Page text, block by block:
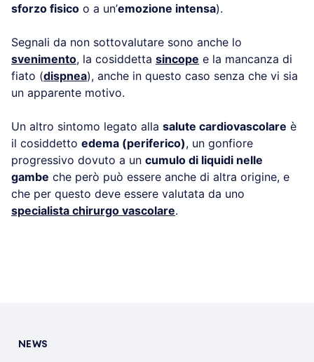
sforzo fisico o a un’emozione intensa).
Segnali da non sottovalutare sono anche lo
svenimento, la cosiddetta sincope e la mancanza di
fiato (dispnea), anche in questo caso senza che vi sia
un apparente motivo.
Un altro sintomo legato alla salute cardiovascolare è
il cosiddetto edema (periferico), un gonfiore
progressivo dovuto a un cumulo di liquidi nelle
gambe che però può essere anche di altra origine, e
che per questo deve essere valutata da uno
specialista chirurgo vascolare.
NEWS